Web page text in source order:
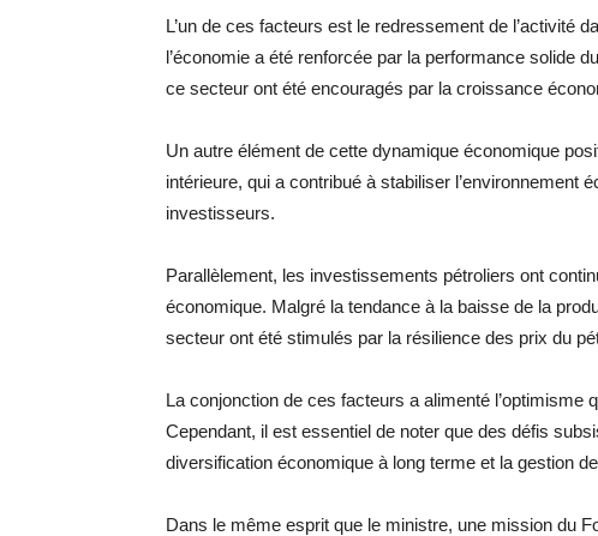
L’un de ces facteurs est le redressement de l’activité
l’économie a été renforcée par la performance solide
ce secteur ont été encouragés par la croissance
Un autre élément de cette dynamique économique
intérieure, qui a contribué à stabiliser l’environnement
investisseurs.
Parallèlement, les investissements pétroliers ont
économique. Malgré la tendance à la baisse de la
secteur ont été stimulés par la résilience des prix du
La conjonction de ces facteurs a alimenté
Cependant, il est essentiel de noter que des défis
diversification économique à long terme et la gestion
Dans le même esprit que le ministre, une mission du